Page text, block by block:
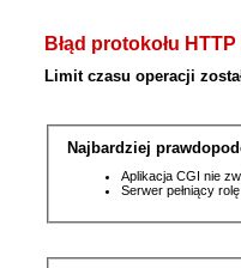
Błąd protokołu
Limit czasu operacji
Najbardziej
Aplikacja CGI nie
Serwer pełniący